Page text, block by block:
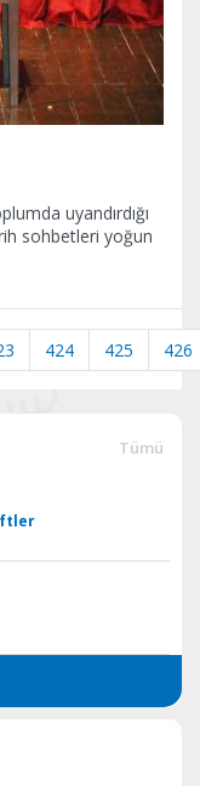
uyandırdığı
sohbetleri yoğun
424 425 426
Tümü